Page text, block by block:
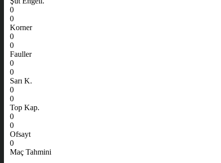
0
0
Korner
0
0
Fauller
0
0
Sarı K.
0
0
Top Kap.
0
0
Ofsayt
0
Maç Tahmini